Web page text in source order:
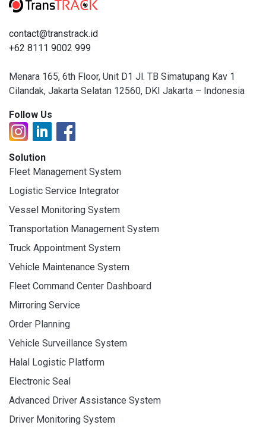
contact@transtrack.id
+62 8111 9002 999
Menara 165, 6th Floor, Unit D1 Jl. TB Simatupang Kav 1
Cilandak, Jakarta Selatan 12560, DKI Jakarta – Indonesia
Follow Us
Solution
Fleet Management System
Logistic Service Integrator
Vessel Monitoring System
Transportation Management System
Truck Appointment System
Vehicle Maintenance System
Fleet Command Center Dashboard
Mirroring Service
Order Planning
Vehicle Surveillance System
Halal Logistic Platform
Electronic Seal
Advanced Driver Assistance System
Driver Monitoring System